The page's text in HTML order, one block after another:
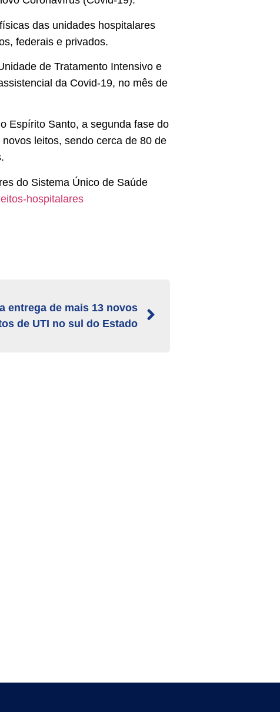
das unidades hospitalares
federais e privados.
de Tratamento Intensivo e
da Covid-19, no mês de
Espírito Santo, a segunda fase do
leitos, sendo cerca de 80 de
do Sistema Único de Saúde
hospitalares
entrega de mais 13 novos
de UTI no sul do Estado